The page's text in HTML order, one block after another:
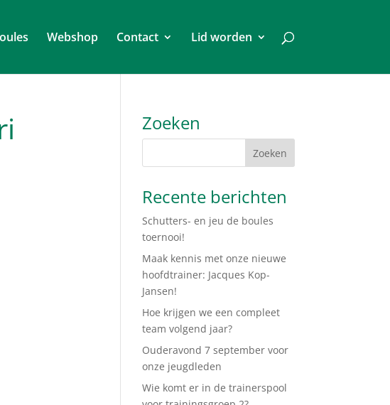
Webshop Contact Lid worden
Zoeken
Recente berichten
Schutters- en jeu de boules
toernooi!
Maak kennis met onze nieuwe
hoofdtrainer: Jacques Kop-
Jansen!
Hoe krijgen we een compleet
team volgend jaar?
Ouderavond 7 september voor
onze jeugdleden
Wie komt er in de trainerspool